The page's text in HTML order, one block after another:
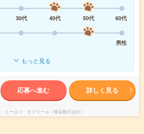
30代 40代 50代
60代
男性
もっと見る
応募へ進む 詳しく見る
トーエイ オフリール（東栄株式会社）